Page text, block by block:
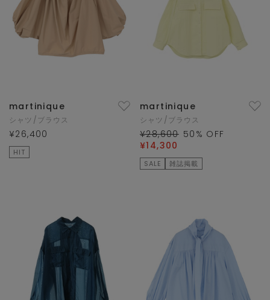
martinique
シャツ/ブラウス
¥26,400
HIT
martinique
シャツ/ブラウス
¥28,600 50 % OFF
¥14,300
SALE 雑誌掲載